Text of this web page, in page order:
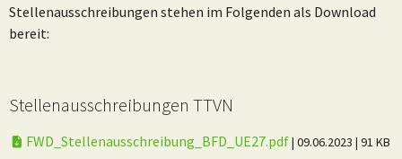
Stellenausschreibungen stehen im Folgenden als Download
bereit:
Stellenausschreibungen TTVN
FWD_Stellenausschreibung_BFD_UE27.pdf| 09.06.2023 | 91 KB